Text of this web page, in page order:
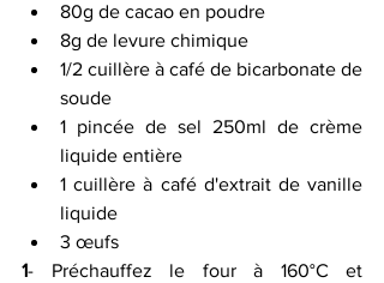
80g de cacao en poudre
8g de levure chimique
1/2 cuillère à café de bicarbonate de
soude
1 pincée de sel 250ml de crème
liquide entière
1 cuillère à café d'extrait de vanille
liquide
3 œufs
1- Préchauffez le four à 160°C et